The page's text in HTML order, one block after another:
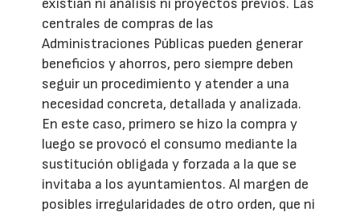
existían ni análisis ni proyectos previos. Las
centrales de compras de las
Administraciones Públicas pueden generar
beneficios y ahorros, pero siempre deben
seguir un procedimiento y atender a una
necesidad concreta, detallada y analizada.
En este caso, primero se hizo la compra y
luego se provocó el consumo mediante la
sustitución obligada y forzada a la que se
invitaba a los ayuntamientos. Al margen de
posibles irregularidades de otro orden, que ni